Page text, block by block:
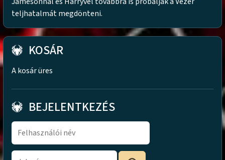
teljhatalmát megdönteni.
KOSÁR
A kosár üres
BEJELENTKEZÉS